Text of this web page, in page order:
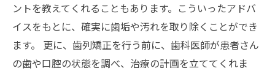
ントを教えてくれることもあります。こういったアドバ
イスをもとに、確実に歯垢や汚れを取り除くことができ
ます。 更に、歯列矯正を行う前に、歯科医師が患者さん
の歯や口腔の状態を調べ、治療の計画を立ててくれま